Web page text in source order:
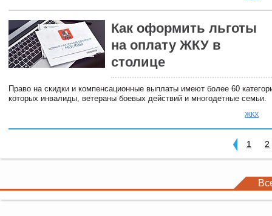
Как оформить льготы
на оплату ЖКУ в
столице
Право на скидки и компенсационные выплаты имеют более 60
которых инвалиды, ветераны боевых действий и многодетные семьи.
ЖКХ
1 2